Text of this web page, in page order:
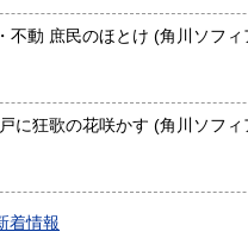
動 庶民のほとけ (角川ソフィア文
狂歌の花咲かす (角川ソフィア文
着情報